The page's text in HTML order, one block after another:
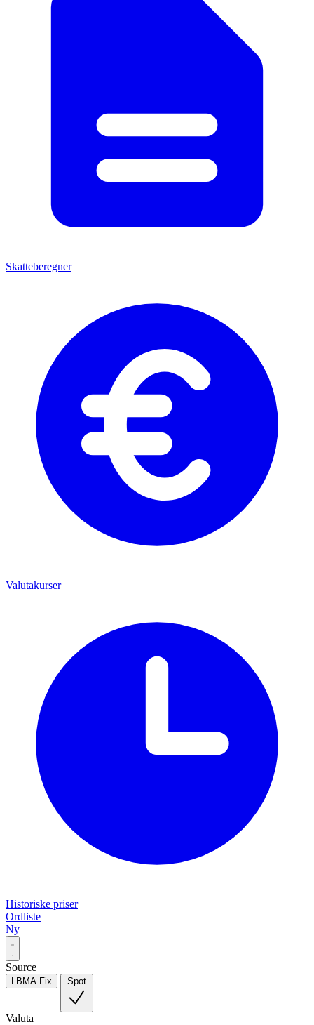
Skatteberegner
Valutakurser
Historiske priser
Ordliste
Ny
Source
LBMA Fix Spot
Valuta